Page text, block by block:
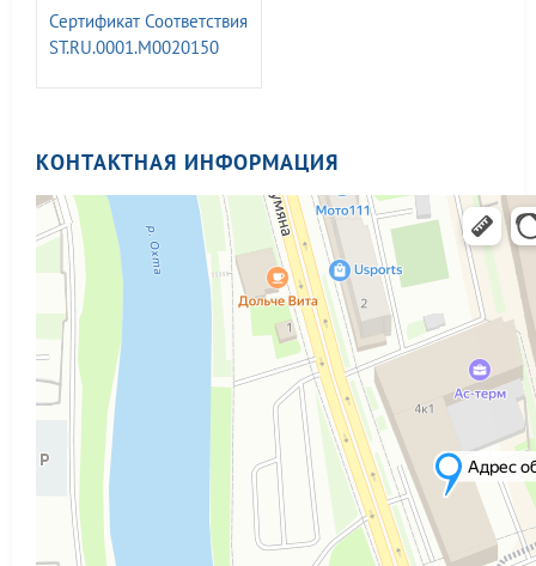
Сертификат Соответствия
ST.RU.0001.M0020150
КОНТАКТНАЯ ИНФОРМАЦИЯ